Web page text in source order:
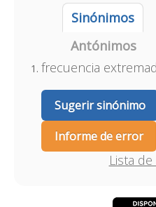
Sinónimos
Antónimos
frecuencia
Sugerir sinónimo
Informe de error
Lista